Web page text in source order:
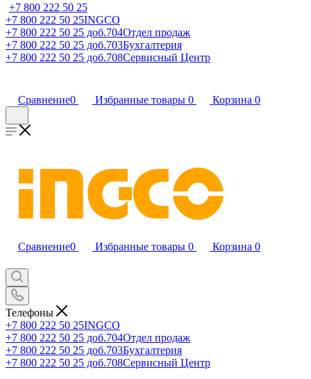
+7 800 222 50 25
+7 800 222 50 25INGCO
+7 800 222 50 25 доб.704Отдел продаж
+7 800 222 50 25 доб.703Бухгалтерия
+7 800 222 50 25 доб.708Сервисный Центр
Сравнение0 Избранные товары 0 Корзина 0
Сравнение0 Избранные товары 0 Корзина 0
Телефоны
+7 800 222 50 25INGCO
+7 800 222 50 25 доб.704Отдел продаж
+7 800 222 50 25 доб.703Бухгалтерия
+7 800 222 50 25 доб.708Сервисный Центр